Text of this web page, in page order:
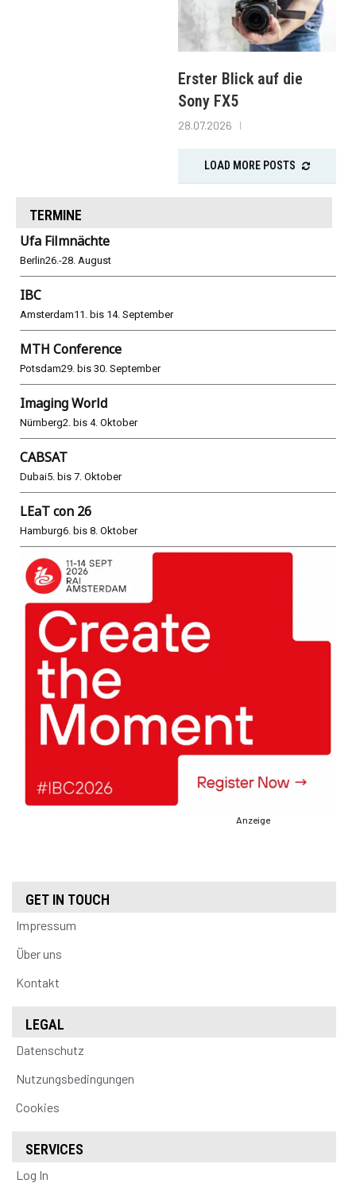
Erster Blick auf die
Sony FX5
28.07.2026
LOAD MORE POSTS
TERMINE
Ufa Filmnächte
Berlin26.-28. August
IBC
Amsterdam11. bis 14. September
MTH Conference
Potsdam29. bis 30. September
Imaging World
Nürnberg2. bis 4. Oktober
CABSAT
Dubai5. bis 7. Oktober
LEaT con 26
Hamburg6. bis 8. Oktober
Anzeige
GET IN TOUCH
Impressum
Über uns
Kontakt
LEGAL
Datenschutz
Nutzungsbedingungen
Cookies
SERVICES
Log In